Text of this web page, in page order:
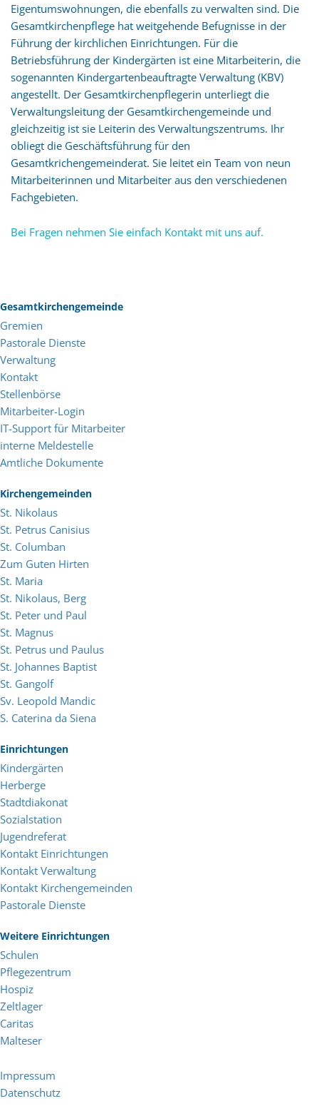
Eigentumswohnungen, die ebenfalls zu verwalten sind. Die
Gesamtkirchenpflege hat weitgehende Befugnisse in der
Führung der kirchlichen Einrichtungen. Für die
Betriebsführung der Kindergärten ist eine Mitarbeiterin, die
sogenannten Kindergartenbeauftragte Verwaltung (KBV)
angestellt. Der Gesamtkirchenpflegerin unterliegt die
Verwaltungsleitung der Gesamtkirchengemeinde und
gleichzeitig ist sie Leiterin des Verwaltungszentrums. Ihr
obliegt die Geschäftsführung für den
Gesamtkrichengemeinderat. Sie leitet ein Team von neun
Mitarbeiterinnen und Mitarbeiter aus den verschiedenen
Fachgebieten.
Bei Fragen nehmen Sie einfach Kontakt mit uns auf.
Gesamtkirchengemeinde
Gremien
Pastorale Dienste
Verwaltung
Kontakt
Stellenbörse
Mitarbeiter-Login
IT-Support für Mitarbeiter
interne Meldestelle
Amtliche Dokumente
Kirchengemeinden
St. Nikolaus
St. Petrus Canisius
St. Columban
Zum Guten Hirten
St. Maria
St. Nikolaus, Berg
St. Peter und Paul
St. Magnus
St. Petrus und Paulus
St. Johannes Baptist
St. Gangolf
Sv. Leopold Mandic
S. Caterina da Siena
Einrichtungen
Kindergärten
Herberge
Stadtdiakonat
Sozialstation
Jugendreferat
Kontakt Einrichtungen
Kontakt Verwaltung
Kontakt Kirchengemeinden
Pastorale Dienste
Weitere Einrichtungen
Schulen
Pflegezentrum
Hospiz
Zeltlager
Caritas
Malteser
Impressum
Datenschutz